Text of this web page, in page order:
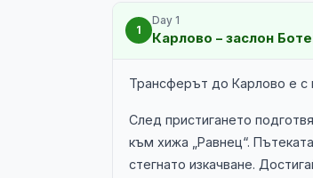
1
Day 1
Карлово – заслон
Трансферът до Карлово е с
След пристигането
към хижа „Равнец“.
стегнато изкачване.